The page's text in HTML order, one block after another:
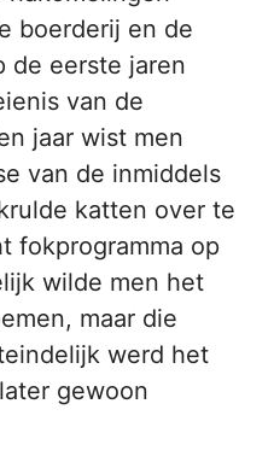
boerderij en de
de eerste jaren
van de
jaar wist men
van de inmiddels
katten over te
fokprogramma op
wilde men het
maar die
werd het
gewoon